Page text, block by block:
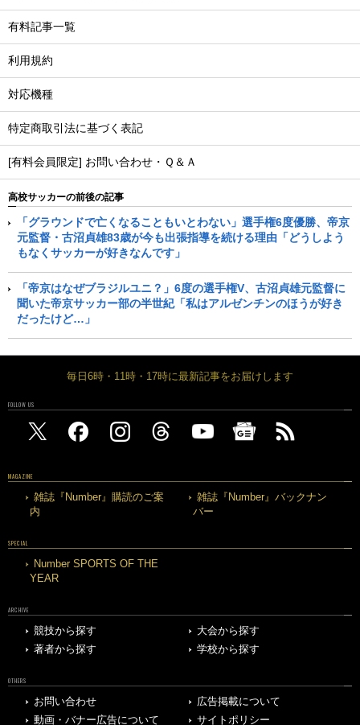
有料記事一覧
利用規約
対応機種
特定商取引法に基づく表記
[有料会員限定] お問い合わせ・Ｑ＆Ａ
高校サッカーの前後の記事
「グラウンドで亡くなることもいとわない」選手権6度優勝、帝京
元監督・古沼貞雄83歳が今も出張指導を続ける理由「どうしよう
もなくサッカーが好きなんです」
「帝京はなぜブラジルユニ？」6度の選手権V、古沼貞雄元監督に
聞いた帝京サッカー部の半世紀「私はアルゼンチンのほうが好き
だったけど…」
毎日6時・11時・17時に最新記事をお届けします
FOLLOW US
MAGAZINE
雑誌『Number』購読のご案
内
雑誌『Number』バックナン
バー
SPECIAL
Number SPORTS OF THE
YEAR
ARCHIVE
競技から探す
大会から探す
著者から探す
学校から探す
OTHERS
お問い合わせ
広告掲載について
動画・バナー広告について
サイトポリシー